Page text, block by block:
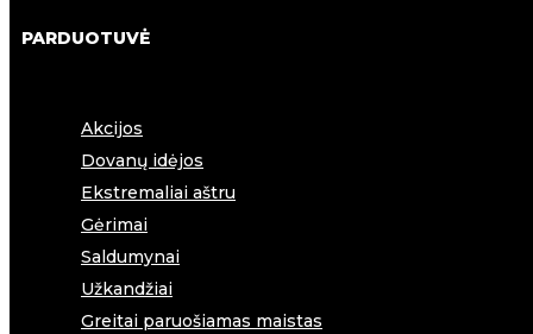
PARDUOTUVĖ
Akcijos
Dovanų idėjos
Ekstremaliai aštru
Gėrimai
Saldumynai
Užkandžiai
Greitai paruošiamas maistas